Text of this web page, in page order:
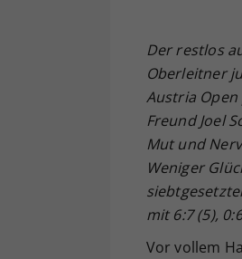
Der restlos
Oberleitner
Austria Open
Freund Joel
Mut und
Weniger
mit 6:7 (5),
Vor vollem